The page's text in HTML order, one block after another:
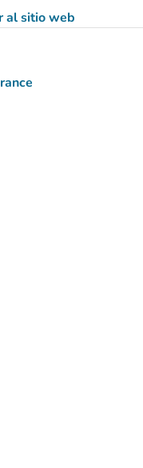
al sitio web
(nueva pestaña)